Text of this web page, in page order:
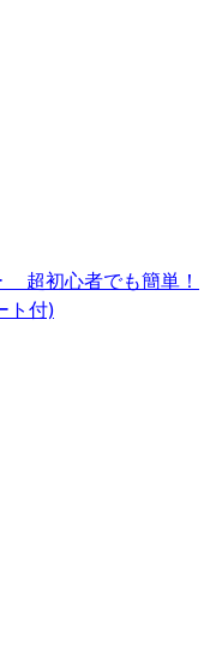
超初心者でも簡単！
ト付)